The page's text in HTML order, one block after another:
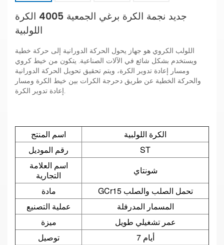
جديد نجمة الكرة برغي الجمعية 4005 الكرة
اللولبية
اللولب الكروي هو جهاز يحول الحركة الدورانية إلى حركة خطية
ويستخدم بشكل شائع في الآلات الصناعية. يتكون من خيط كروي
ومسار إعادة تدوير الكرة، ويتم تحقيق تحويل الحركة الدورانية
والحركة الخطية عن طريق دحرجة الكرات بين خيط الكرة ومسار
إعادة تدوير الكرة.
اسم المنتج
الكرة اللولبية
رقم الموديل
ST
اسم العلامة
التجارية
شونتاي
مادة
GCr15 تحمل الصلب والصلب
عملية التصنيع
المسمار المدرفلة
ميزة
عمر تشغيلي طويل
توصيل
7 أيام